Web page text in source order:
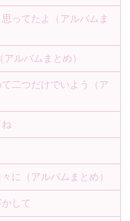
ってたよ（アルバムま
ルバムまとめ）
二つだけでいよう（ア
に（アルバムまとめ）
して